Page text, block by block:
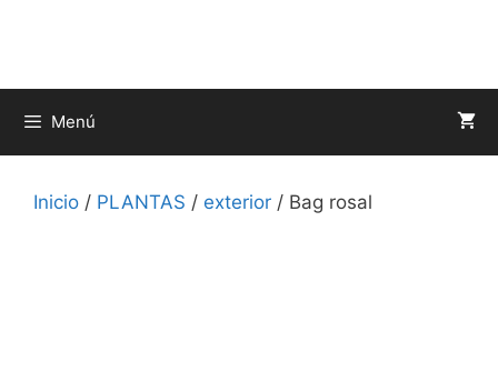
Menú
Inicio / PLANTAS / exterior / Bag rosal